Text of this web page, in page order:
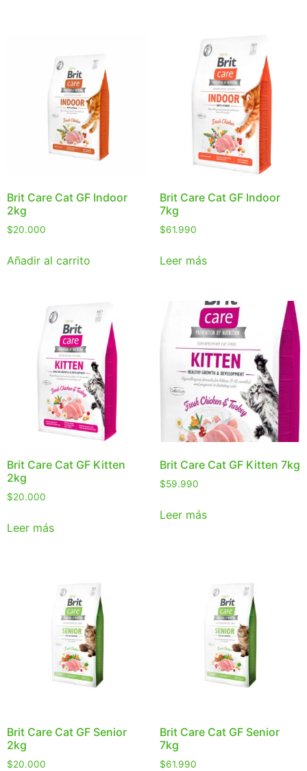
Brit Care Cat GF Indoor
2kg
$20.000
Añadir al carrito
Brit Care Cat GF Indoor
7kg
$61.990
Leer más
Brit Care Cat GF Kitten
2kg
$20.000
Leer más
Brit Care Cat GF Kitten 7kg
$59.990
Leer más
Brit Care Cat GF Senior
2kg
$20.000
Brit Care Cat GF Senior
7kg
$61.990